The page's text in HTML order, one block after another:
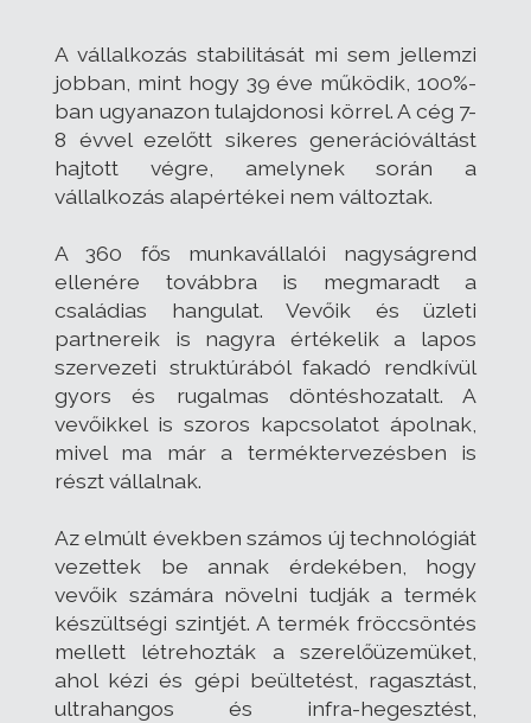
A vállalkozás stabilitását mi sem jellemzi
jobban, mint hogy 39 éve működik, 100%-
ban ugyanazon tulajdonosi körrel. A cég 7-
8 évvel ezelőtt sikeres generációváltást
hajtott végre, amelynek során a
vállalkozás alapértékei nem változtak.
A 360 fős munkavállalói nagyságrend
ellenére továbbra is megmaradt a
családias hangulat. Vevőik és üzleti
partnereik is nagyra értékelik a lapos
szervezeti struktúrából fakadó rendkívül
gyors és rugalmas döntéshozatalt. A
vevőikkel is szoros kapcsolatot ápolnak,
mivel ma már a terméktervezésben is
részt vállalnak.
Az elmúlt években számos új technológiát
vezettek be annak érdekében, hogy
vevőik számára növelni tudják a termék
készültségi szintjét. A termék fröccsöntés
mellett létrehozták a szerelőüzemüket,
ahol kézi és gépi beültetést, ragasztást,
ultrahangos és infra-hegesztést,